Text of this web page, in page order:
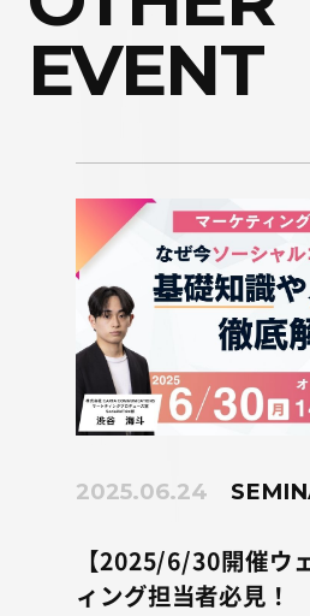
EVENT
2025.06.24
【2025/6/30開催ウ
ィング担当者必見